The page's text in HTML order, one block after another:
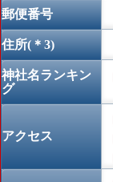
郵便番号
住所(＊3)
神社名ランキン
グ
アクセス